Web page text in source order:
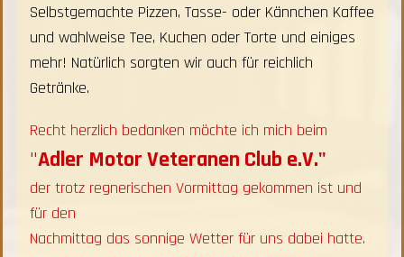
Selbstgemachte Pizzen, Tasse- oder Kännchen Kaffee
und wahlweise Tee, Kuchen oder Torte und einiges
mehr! Natürlich sorgten wir auch für reichlich
Getränke.
Recht herzlich bedanken möchte ich mich beim
"Adler Motor Veteranen Club e.V."
der trotz regnerischen Vormittag gekommen ist und
für den
Nachmittag das sonnige Wetter für uns dabei hatte.